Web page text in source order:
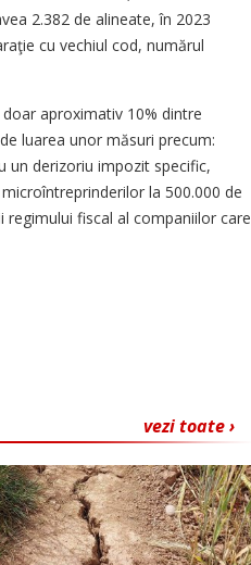
2.382 de alineate, în 2023
cu vechiul cod, numărul
aproximativ 10% dintre
luarea unor măsuri precum:
un derizoriu impozit specific,
la 500.000 de
regimului fiscal al companiilor care
vezi toate ›